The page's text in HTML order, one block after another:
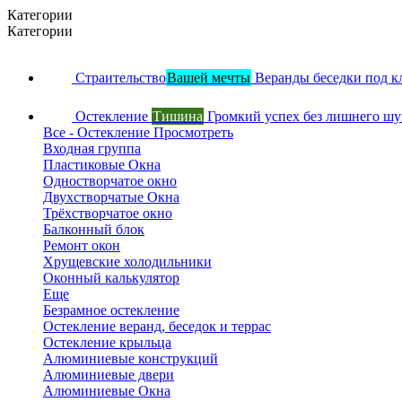
Категории
Категории
СтраительствоВашей мечты Веранды беседки под
Остекление Тишина Громкий успех без лишнего
Все - Остекление Просмотреть
Входная группа
Пластиковые Окна
Одностворчатое окно
Двухстворчатые Окна
Трёхстворчатое окно
Балконный блок
Ремонт окон
Хрущевские холодильники
Оконный калькулятор
Еще
Безрамное остекление
Остекление веранд, беседок и террас
Остекление крыльца
Алюминиевые конструкций
Алюминиевые двери
Алюминиевые Окна